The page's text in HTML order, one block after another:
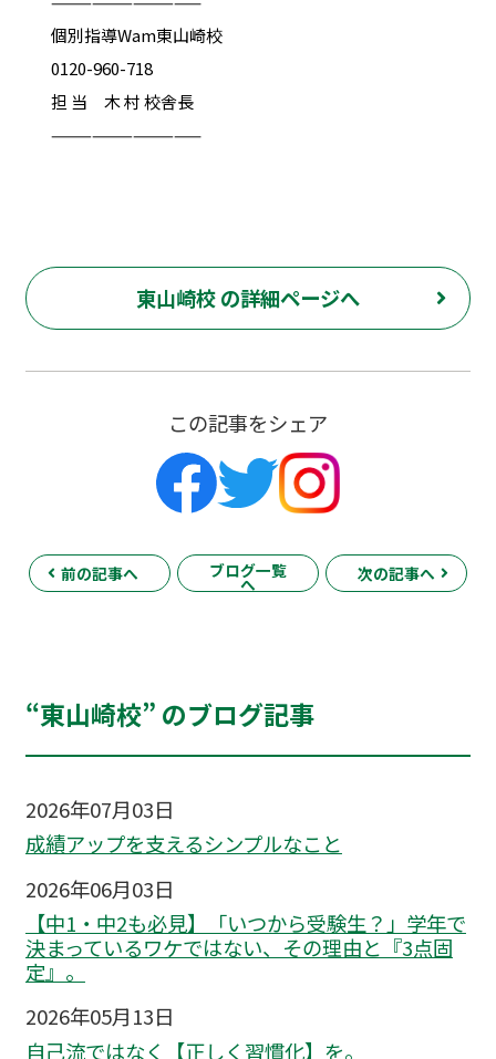
個別指導Wam東山崎校
0120-960-718
担 当 木 村 校舎長
———————————
東山崎校 の詳細ページへ
この記事をシェア
前の記事へ ブログ一覧
へ
次の記事へ
“東山崎校” のブログ記事
2026年07月03日
成績アップを支えるシンプルなこと
2026年06月03日
【中1・中2も必見】「いつから受験生？」学年で
決まっているワケではない、その理由と『3点固
定』。
2026年05月13日
自己流ではなく【正しく習慣化】を。